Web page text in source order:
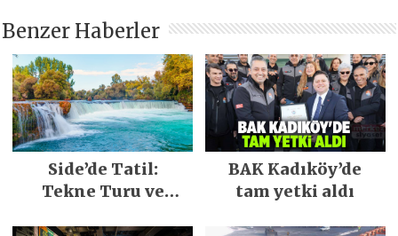
Benzer Haberler
Side’de Tatil:
Tekne Turu ve
BAK Kadıköy’de
tam yetki aldı